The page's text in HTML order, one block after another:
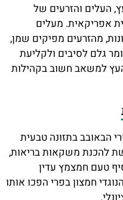
העלים והזרעים של
אפריקאית. מעלים
מהזרעים מפיקים שמן,
גלם לסיבים ולקליעת
למשאב חשוב בקהילות
הבאובב בתזונה טבעית
להכנת משקאות בריאות,
טעם חמצמץ עדין
חמצון בפרי הפכו אותו